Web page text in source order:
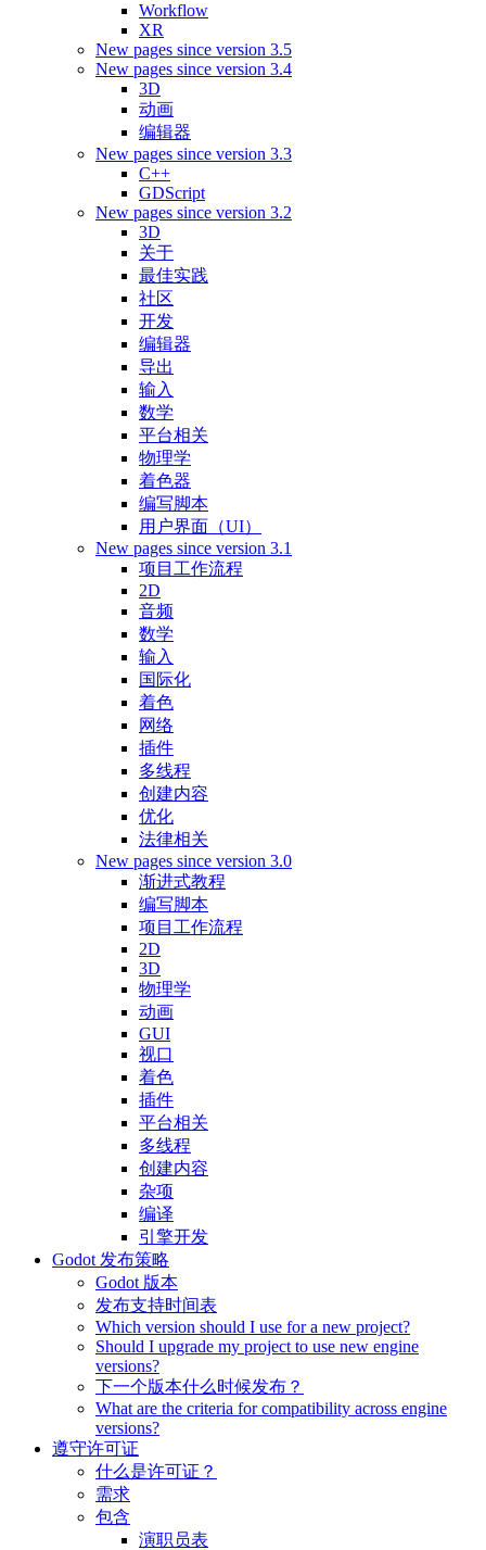
Workflow
XR
New pages since version 3.5
New pages since version 3.4
3D
动画
编辑器
New pages since version 3.3
C++
GDScript
New pages since version 3.2
3D
关于
最佳实践
社区
开发
编辑器
导出
输入
数学
平台相关
物理学
着色器
编写脚本
用户界面（UI）
New pages since version 3.1
项目工作流程
2D
音频
数学
输入
国际化
着色
网络
插件
多线程
创建内容
优化
法律相关
New pages since version 3.0
渐进式教程
编写脚本
项目工作流程
2D
3D
物理学
动画
GUI
视口
着色
插件
平台相关
多线程
创建内容
杂项
编译
引擎开发
Godot 发布策略
Godot 版本
发布支持时间表
Which version should I use for a new project?
Should I upgrade my project to use new engine
versions?
下一个版本什么时候发布？
What are the criteria for compatibility across engine
versions?
遵守许可证
什么是许可证？
需求
包含
演职员表